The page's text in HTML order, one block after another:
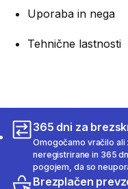
Uporaba in nega
Tehnične lastnosti
365 dni za
Omogočamo vračilo ali
neregistrirane in 365
pogojem, da so
Brezplačen